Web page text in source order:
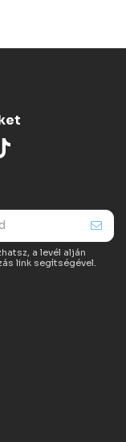
a levél alján
link segítségével.